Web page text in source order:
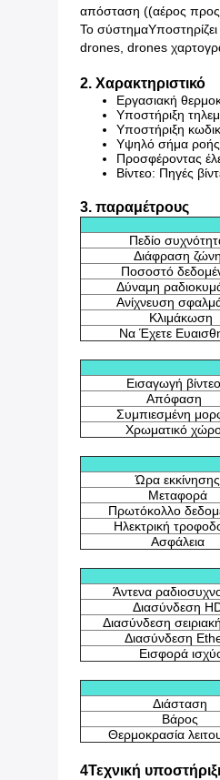
απόσταση ((αέρος προς
Το σύστημα
drones, drones
2. Χαρακτηριστικό
Εργασιακή
Υποστήριξη
Υποστήριξη
Υψηλό σήμα ροής
Προσφέροντας
Βίντεο: Πηγές
3. παραμέτρους
Πεδίο
Διάφραση
Ποσοστό
Δύναμη
Ανίχνευση
Κλιμάκωση
Να Έχετε
Εισαγωγή βίντεο
Απόφαση
Συμπιεσμένη
Χρωματικό
Ώρα εκκίνησης
Μεταφορά
Πρωτόκολλο
Ηλεκτρική
Ασφάλεια
Άντενα
Διασύνδεση
Διασύνδεση
Διασύνδεση
Εισφορά
Διάσταση
Βάρος
Θερμοκρασία
4Τεχνική